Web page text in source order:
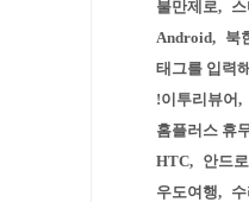
불만제로
Android
북
태그를 입력
!이투리뷰어
홈플러스 휴
HTC
안드
우도여행